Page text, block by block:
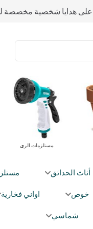
على هدايا شخصية مخصصة
أحواض وشوالي
أثاث الحدائق
خوص اواني فخارية
شماسي